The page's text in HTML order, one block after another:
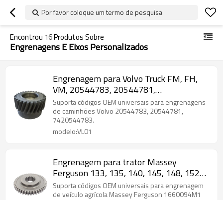
Por favor coloque um termo de pesquisa
Encontrou 16Produtos Sobre
Engrenagens E Eixos Personalizados
Engrenagem para Volvo Truck FM, FH,
VM, 20544783, 20544781,
7420544783-PAIRGEARS
Suporta códigos OEM universais para engrenagens
de caminhões Volvo 20544783, 20544781,
7420544783.
modelo:VL01
Engrenagem para trator Massey
Ferguson 133, 135, 140, 145, 148, 152
1660094M1-PAIRGEARS
Suporta códigos OEM universais para engrenagem
de veículo agrícola Massey Ferguson 1660094M1